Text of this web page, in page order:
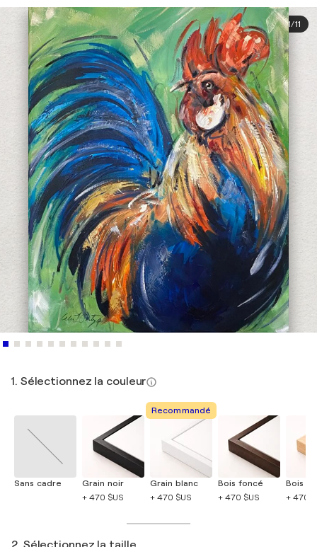
1/11
1. Sélectionnez la couleur
Sans cadre
Grain noir
+ 470 $US
Recommandé
Grain blanc
+ 470 $US
Bois foncé
+ 470 $US
Bois
+ 470